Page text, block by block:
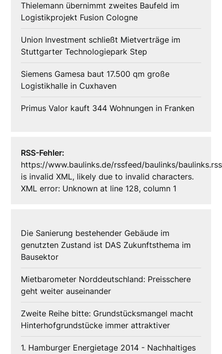
Thielemann übernimmt zweites Baufeld im
Logistikprojekt Fusion Cologne
Union Investment schließt Mietverträge im
Stuttgarter Technologiepark Step
Siemens Gamesa baut 17.500 qm große
Logistikhalle in Cuxhaven
Primus Valor kauft 344 Wohnungen in Franken
RSS-Fehler:
https://www.baulinks.de/rssfeed/baulinks/baulinks.rss
is invalid XML, likely due to invalid characters.
XML error: Unknown at line 128, column 1
Die Sanierung bestehender Gebäude im
genutzten Zustand ist DAS Zukunftsthema im
Bausektor
Mietbarometer Norddeutschland: Preisschere
geht weiter auseinander
Zweite Reihe bitte: Grundstücksmangel macht
Hinterhofgrundstücke immer attraktiver
1. Hamburger Energietage 2014 - Nachhaltiges